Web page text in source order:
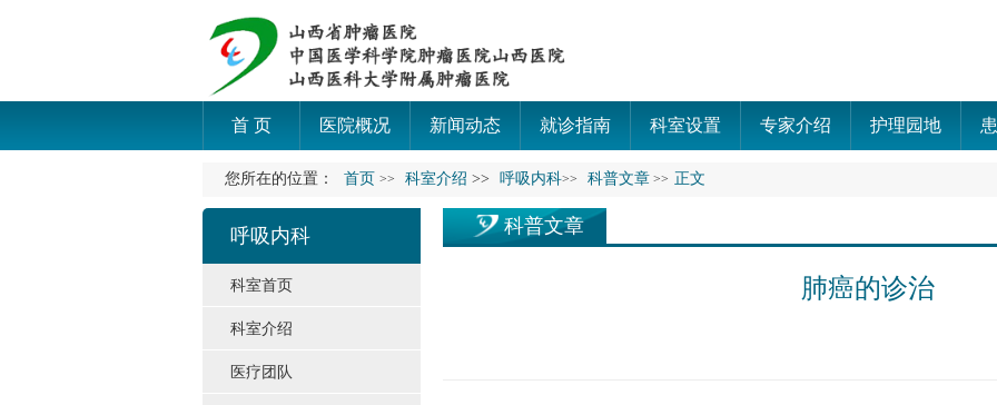
首 页 医院概况 新闻动态 就诊指南 科室设置 专家介绍 护理园地
您所在的位置： 首页 >> 科室介绍 >> 呼吸内科>> 科普文章 >> 正文
呼吸内科
科室首页
科室介绍
医疗团队
科普文章
肺癌的诊治